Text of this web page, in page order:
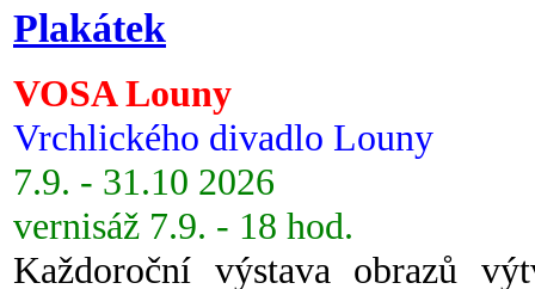
Plakátek
VOSA Louny
Vrchlického divadlo Louny
7.9. - 31.10 2026
vernisáž 7.9. - 18 hod.
Každoroční výstava obrazů